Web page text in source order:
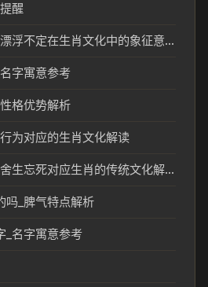
醒
漂浮不定是什么生肖_漂浮不定在生肖文化中的象征意义
字寓意参考
格优势解析
为对应的生肖文化解读
舍生忘死是什么生肖_舍生忘死对应生肖的传统文化解读
吗_脾气特点解析
_名字寓意参考